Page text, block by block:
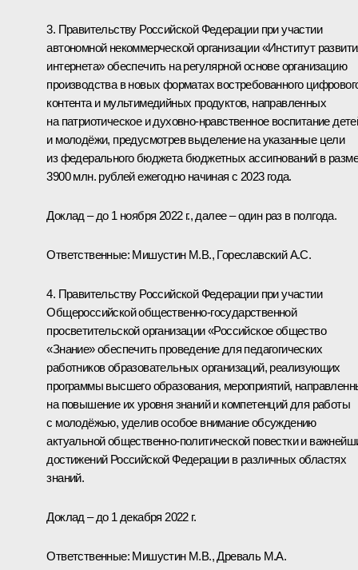
3. Правительству Российской Федерации при участии
автономной некоммерческой организации «Институт
интернета» обеспечить на регулярной основе организацию
производства в новых форматах востребованного
контента и мультимедийных продуктов, направленных
на патриотическое и духовно-нравственное воспитание
и молодёжи, предусмотрев выделение на указанные цели
из федерального бюджета бюджетных ассигнований в
3900 млн. рублей ежегодно начиная с 2023 года.
Доклад – до 1 ноября 2022 г., далее – один раз в полгода.
Ответственные: Мишустин М.В., Гореславский А.С.
4. Правительству Российской Федерации при участии
Общероссийской общественно-государственной
просветительской организации «Российское общество
«Знание» обеспечить проведение для педагогических
работников образовательных организаций, реализующих
программы высшего образования, мероприятий,
на повышение их уровня знаний и компетенций для работы
с молодёжью, уделив особое внимание обсуждению
актуальной общественно-политической повестки и
достижений Российской Федерации в различных областях
знаний.
Доклад – до 1 декабря 2022 г.
Ответственные: Мишустин М.В., Древаль М.А.